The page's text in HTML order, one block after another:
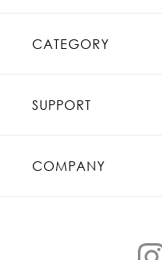
CATEGORY
SUPPORT
COMPANY